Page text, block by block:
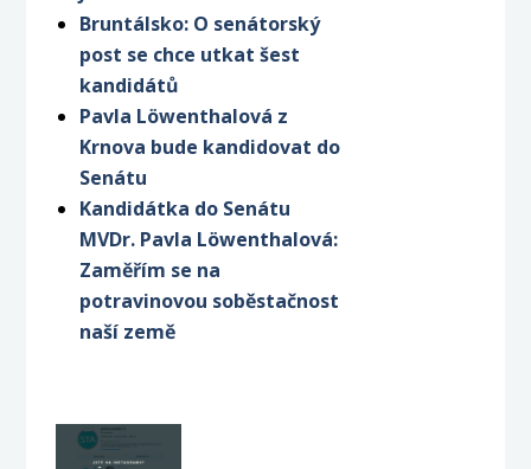
Bruntálsko: O senátorský
post se chce utkat šest
kandidátů
Pavla Löwenthalová z
Krnova bude kandidovat do
Senátu
Kandidátka do Senátu
MVDr. Pavla Löwenthalová:
Zaměřím se na
potravinovou soběstačnost
naší země